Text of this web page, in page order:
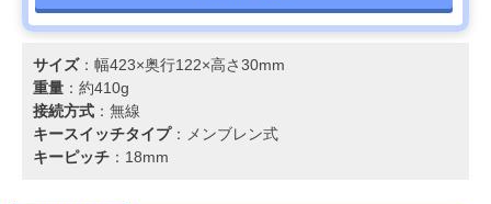
サイズ：幅423×奥行122×高さ30mm
重量 ：約410g
接続方式 ：無線
キースイッチタイプ：メンブレン式
キーピッチ ：18mm